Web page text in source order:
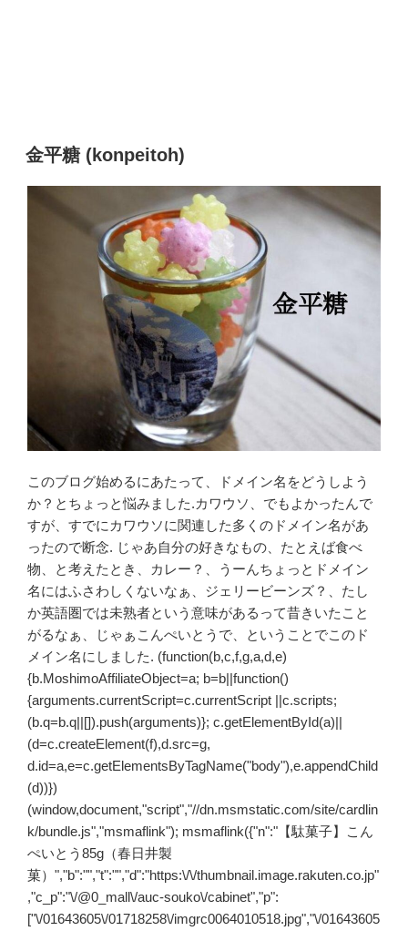
金平糖 (konpeitoh)
このブログ始めるにあたって、ドメイン名をどうしよう
か？とちょっと悩みました.カワウソ、でもよかったんで
すが、すでにカワウソに関連した多くのドメイン名があ
ったので断念. じゃあ自分の好きなもの、たとえば食べ
物、と考えたとき、カレー？、うーんちょっとドメイン
名にはふさわしくないなぁ、ジェリービーンズ？、たし
か英語圏では未熟者という意味があるって昔きいたこと
がるなぁ、じゃぁこんぺいとうで、ということでこのド
メイン名にしました. (function(b,c,f,g,a,d,e)
{b.MoshimoAffiliateObject=a; b=b||function()
{arguments.currentScript=c.currentScript ||c.scripts;
(b.q=b.q||[]).push(arguments)}; c.getElementById(a)||
(d=c.createElement(f),d.src=g,
d.id=a,e=c.getElementsByTagName("body"),e.appendChild
(d))})
(window,document,"script","//dn.msmstatic.com/site/cardlin
k/bundle.js","msmaflink"); msmaflink({"n":"【駄菓子】こん
ぺいとう85g（春日井製
菓）","b":"","t":"","d":"https:\/\/thumbnail.image.rakuten.co.jp"
,"c_p":"\/@0_mall\/auc-souko\/cabinet","p":
["\/01643605\/01718258\/imgrc0064010518.jpg","\/01643605